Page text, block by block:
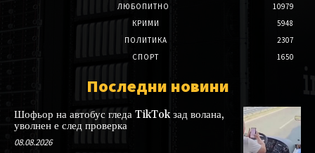
ЛЮБОПИТНО
10979
КРИМИ
5948
ПОЛИТИКА
2307
СПОРТ
1650
Последни новини
Шофьор на автобус гледа TikTok зад волана,
уволнен е след проверка
08.08.2026